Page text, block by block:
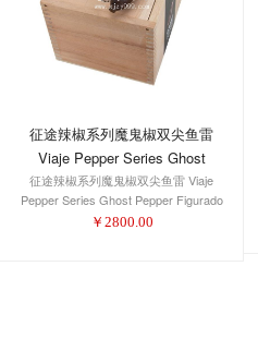
征途辣椒系列魔鬼椒双尖鱼雷
Viaje Pepper Series Ghost
Pepper Figurado
征途辣椒系列魔鬼椒双尖鱼雷 Viaje
Pepper Series Ghost Pepper Figurado
￥ 2800.00